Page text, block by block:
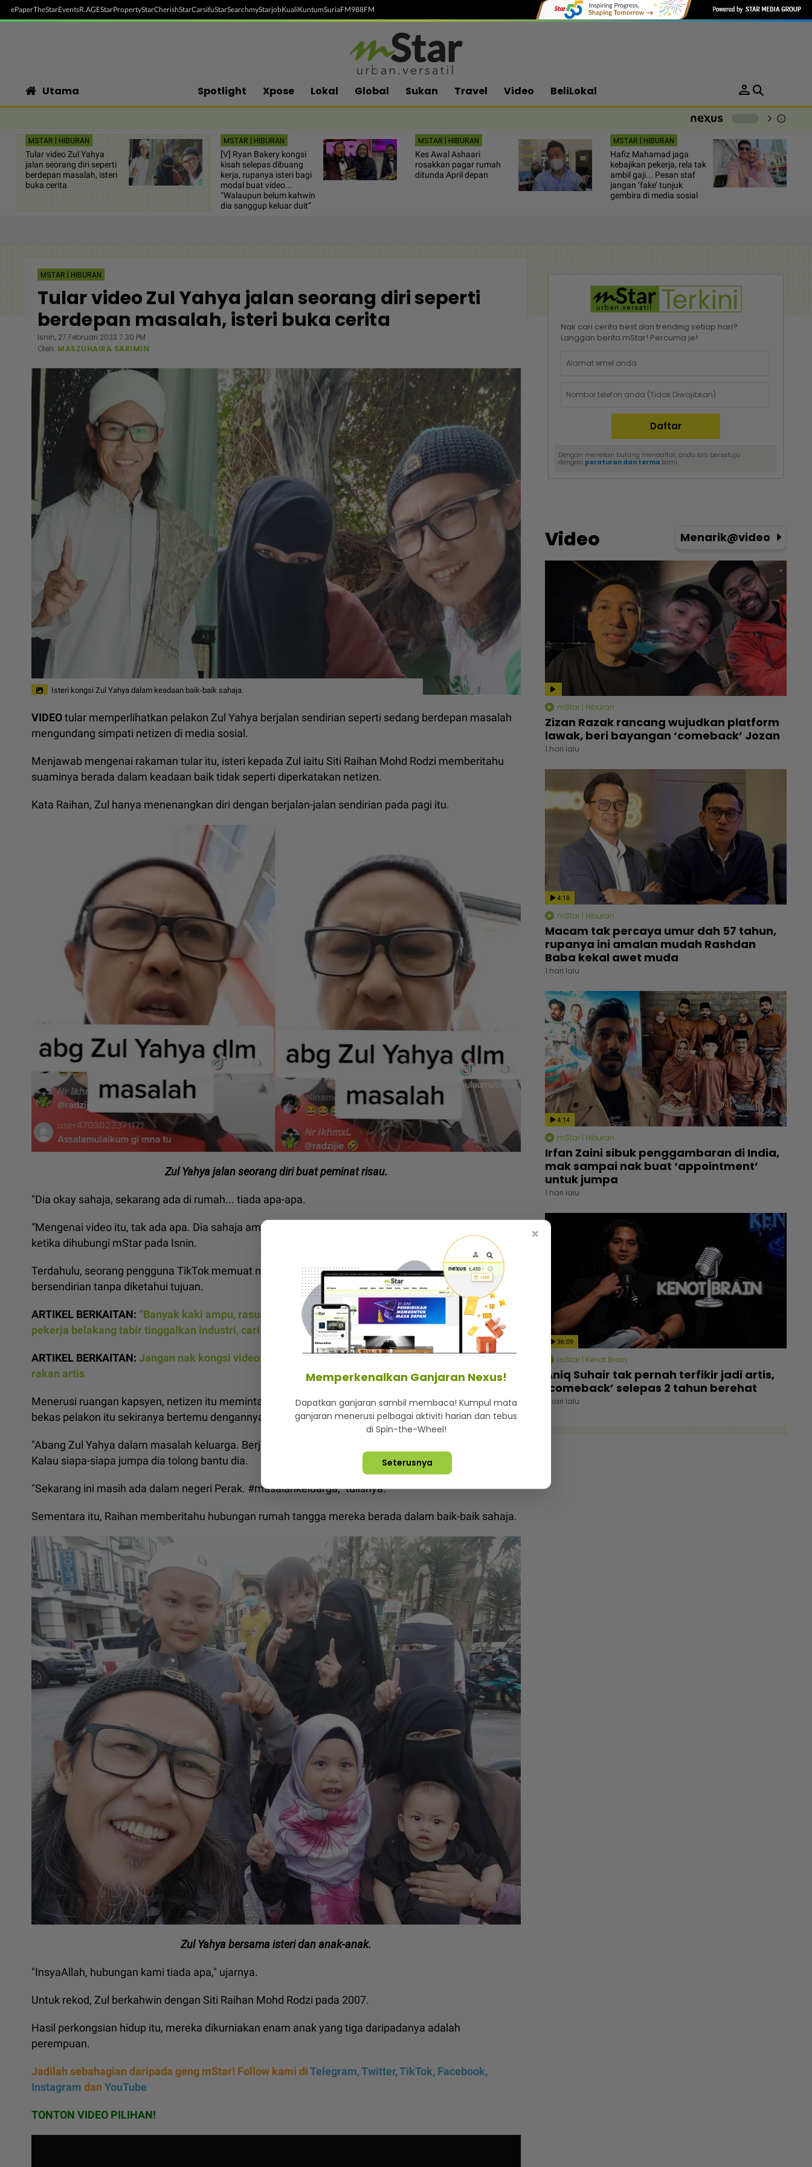
ePaperTheStarEventsR.AGEStarPropertyStarCherishStarCarsifuStarSearchmyStarjobKualiKuntumSuriaFM988FM
Utama Spotlight Xpose Lokal Global Sukan Travel Video BeliLokal person
chevron_right info
MSTAR | HIBURAN
Tular video Zul Yahya
jalan seorang diri seperti
berdepan masalah, isteri
buka cerita
MSTAR | HIBURAN
[V] Ryan Bakery kongsi
kisah selepas dibuang
kerja, rupanya isteri bagi
modal buat video...
“Walaupun belum kahwin
dia sanggup keluar duit”
MSTAR | HIBURAN
Kes Awal Ashaari
rosakkan pagar rumah
ditunda April depan
MSTAR | HIBURAN
Hafiz Mahamad jaga
kebajikan pekerja, rela tak
ambil gaji... Pesan staf
jangan ‘fake’ tunjuk
gembira di media sosial
MSTAR | HIBURAN
Tular video Zul Yahya jalan seorang diri seperti
berdepan masalah, isteri buka cerita
Isnin, 27 Februari 2023 7:30 PM
Oleh: MASZUHAIRA SARIMIN
Isteri kongsi Zul Yahya dalam keadaan baik-baik sahaja.
VIDEOtular memperlihatkan pelakon Zul Yahya berjalan sendirian seperti sedang berdepan masalah
mengundang simpati netizen di media sosial.
Menjawab mengenai rakaman tular itu, isteri kepada Zul iaitu Siti Raihan Mohd Rodzi memberitahu
suaminya berada dalam keadaan baik tidak seperti diperkatakan netizen.
Kata Raihan, Zul hanya menenangkan diri dengan berjalan-jalan sendirian pada pagi itu.
Zul Yahya jalan seorang diri buat peminat risau.
"Dia okay sahaja, sekarang ada di rumah... tiada apa-apa.
“Mengenai video itu, tak ada apa. Dia sahaja ambil masa sendiri untuk tenangkan diri dia," katanya
ketika dihubungi mStar pada Isnin.
Terdahulu, seorang pengguna TikTok memuat naik video mempelihatkan Zul Yahya berjalan
bersendirian tanpa diketahui tujuan.
ARTIKEL BERKAITAN: “Banyak kaki ampu, rasuah, fikir keuntungan peribadi” - Zul Yahya ajak
pekerja belakang tabir tinggalkan industri, cari kerja lebih berkat
ARTIKEL BERKAITAN: Jangan nak kongsi video cium mulut, anak-anak tengok - Zul Yahya tegur
rakan artis
Menerusi ruangan kapsyen, netizen itu meminta orang ramai agar menghulurkan bantuan kepada
bekas pelakon itu sekiranya bertemu dengannya.
"Abang Zul Yahya dalam masalah keluarga. Berjalan kaki dari pukul 4 pagi sampai sekarang, 8.30 pagi.
Kalau siapa-siapa jumpa dia tolong bantu dia.
"Sekarang ini masih ada dalam negeri Perak. #masalahkeluarga," tulisnya.
Sementara itu, Raihan memberitahu hubungan rumah tangga mereka berada dalam baik-baik sahaja.
Zul Yahya bersama isteri dan anak-anak.
"InsyaAllah, hubungan kami tiada apa," ujarnya.
Untuk rekod, Zul berkahwin dengan Siti Raihan Mohd Rodzi pada 2007.
Hasil perkongsian hidup itu, mereka dikurniakan enam anak yang tiga daripadanya adalah
perempuan.
Jadilah sebahagian daripada geng mStar! Follow kami diTelegram,Twitter,TikTok, Facebook,
Instagram dan YouTube
TONTON VIDEO PILIHAN!
Nak cari cerita best dan trending setiap hari?
Langgan berita mStar! Percuma je!
Dengan menekan butang mendaftar, anda kini bersetuju
dengan peraturan dan terma kami.
Video Menarik@video
mStar | Hiburan
Zizan Razak rancang wujudkan platform
lawak, beri bayangan ‘comeback’ Jozan
1 hari lalu
4:18
mStar | Hiburan
Macam tak percaya umur dah 57 tahun,
rupanya ini amalan mudah Rashdan
Baba kekal awet muda
1 hari lalu
4:14
mStar | Hiburan
Irfan Zaini sibuk penggambaran di India,
mak sampai nak buat ‘appointment’
untuk jumpa
1 hari lalu
36:09
mStar | Kenot Brain
Aniq Suhair tak pernah terfikir jadi artis,
‘comeback’ selepas 2 tahun berehat
1 hari lalu
×
Memperkenalkan Ganjaran Nexus!
Dapatkan ganjaran sambil membaca! Kumpul mata
ganjaran menerusi pelbagai aktiviti harian dan tebus
di Spin-the-Wheel!
Seterusnya